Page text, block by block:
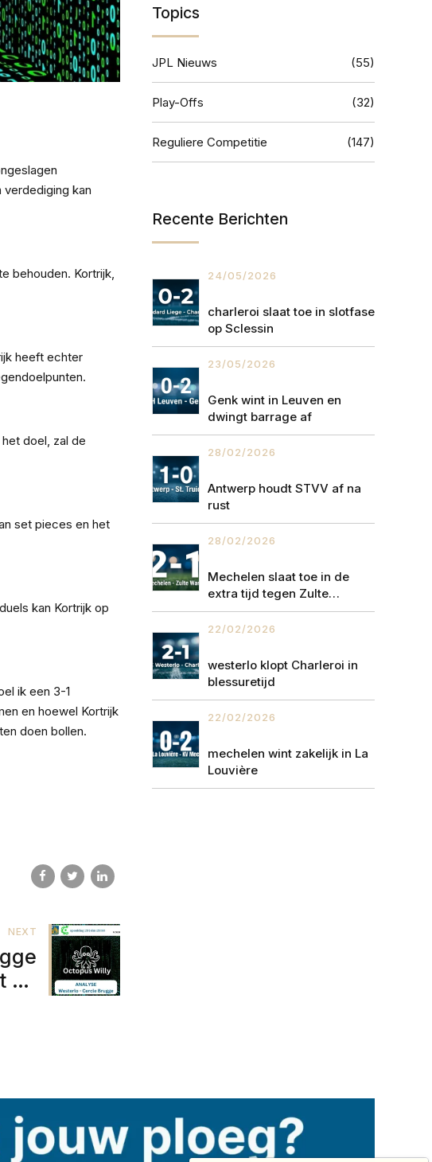
kan
behouden. Kortrijk,
heeft echter
doel, zal de
set pieces en het
kan Kortrijk op
ik een 3-1
en hoewel Kortrijk
doen bollen.
NEXT
de
Topics
JPL Nieuws (55)
Play-Offs (32)
Reguliere Competitie (147)
Recente Berichten
24/05/2026
charleroi slaat toe in slotfase
op Sclessin
23/05/2026
Genk wint in Leuven en
dwingt barrage af
28/02/2026
Antwerp houdt STVV af na
rust
28/02/2026
Mechelen slaat toe in de
extra tijd tegen Zulte
Waregem
22/02/2026
westerlo klopt Charleroi in
blessuretijd
22/02/2026
mechelen wint zakelijk in La
Louvière